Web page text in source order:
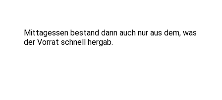
Mittagessen bestand dann auch nur aus dem, was
der Vorrat schnell hergab.